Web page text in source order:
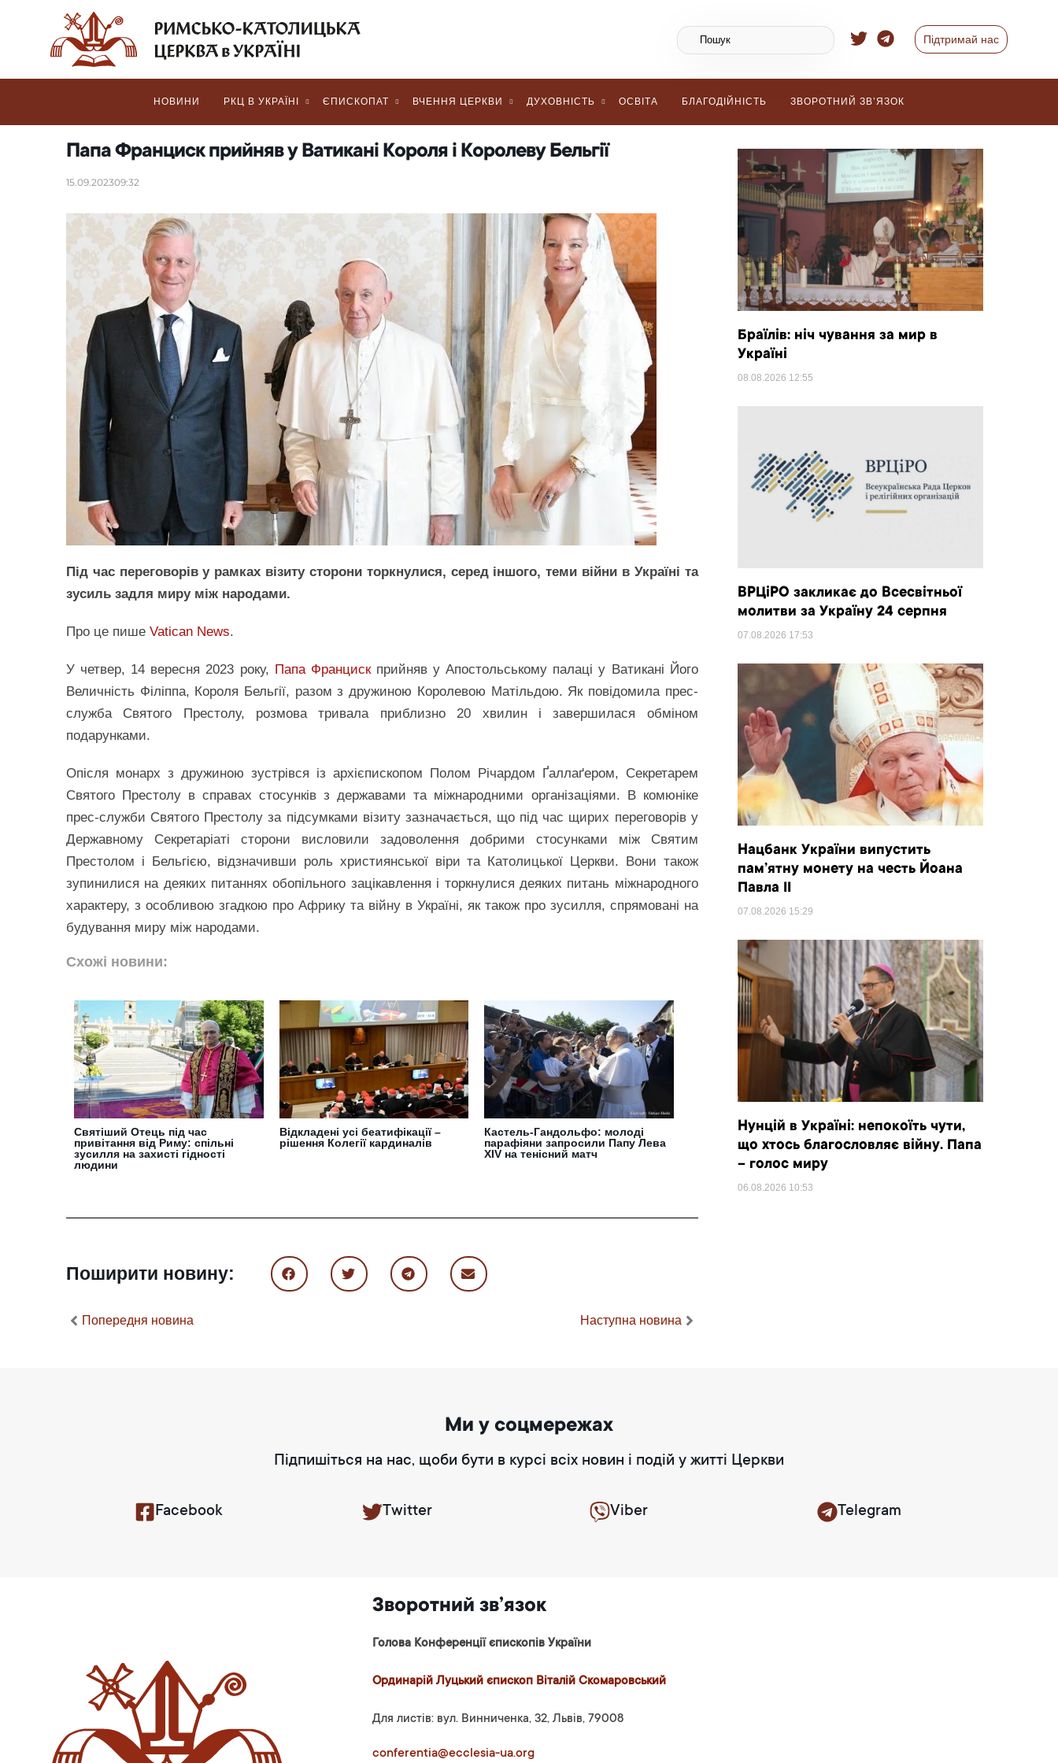
Підтримай нас
НОВИНИ РКЦ В УКРАЇНІ ЄПИСКОПАТ ВЧЕННЯ ЦЕРКВИ ДУХОВНІСТЬ ОСВІТА БЛАГОДІЙНІСТЬ ЗВОРОТНИЙ ЗВ’ЯЗОК
Папа Франциск прийняв у Ватикані Короля і Королеву Бельгії
15.09.202309:32
Під час переговорів у рамках візиту сторони торкнулися, серед іншого, теми війни в Україні та
зусиль задля миру між народами.
Про це пише Vatican News.
У четвер, 14 вересня 2023 року, Папа Францискприйняв у Апостольському палаці у Ватикані Його
Величність Філіппа, Короля Бельгії, разом з дружиною Королевою Матільдою. Як повідомила прес-
служба Святого Престолу, розмова тривала приблизно 20 хвилин і завершилася обміном
подарунками.
Опісля монарх з дружиною зустрівся із архієпископом Полом Річардом Ґаллаґером, Секретарем
Святого Престолу в справах стосунків з державами та міжнародними організаціями. В комюніке
прес-служби Святого Престолу за підсумками візиту зазначається, що під час щирих переговорів у
Державному Секретаріаті сторони висловили задоволення добрими стосунками між Святим
Престолом і Бельгією, відзначивши роль християнської віри та Католицької Церкви. Вони також
зупинилися на деяких питаннях обопільного зацікавлення і торкнулися деяких питань міжнародного
характеру, з особливою згадкою про Африку та війну в Україні, як також про зусилля, спрямовані на
будування миру між народами.
Схожі новини:
Cвятіший Отець під час
привітання від Риму: спільні
зусилля на захисті гідності
людини
Відкладені усі беатифікації –
рішення Колегії кардиналів
Кастель-Гандольфо: молоді
парафіяни запросили Папу Лева
XIV на тенісний матч
Поширити новину:
Попередня новина Наступна новина
Браїлів: ніч чування за мир в
Україні
08.08.2026 12:55
ВРЦіРО закликає до Всесвітньої
молитви за Україну 24 серпня
07.08.2026 17:53
Нацбанк України випустить
пам’ятну монету на честь Йоана
Павла II
07.08.2026 15:29
Нунцій в Україні: непокоїть чути,
що хтось благословляє війну. Папа
– голос миру
06.08.2026 10:53
Ми у соцмережах
Підпишіться на нас, щоби бути в курсі всіх новин і подій у житті Церкви
Facebook Twitter Viber Telegram
Зворотний зв’язок
Голова Конференції єпископів України
Ординарій Луцький єпископ Віталій Скомаровський
Для листів: вул. Винниченка, 32, Львів, 79008
conferentia@ecclesia-ua.org